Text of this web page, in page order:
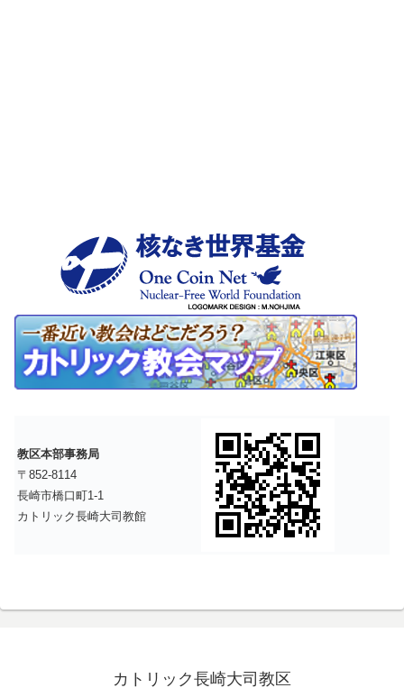
教区本部事務局
〒852-8114
長崎市橋口町1-1
カトリック長崎大司教館
カトリック長崎大司教区